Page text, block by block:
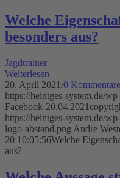
Welche
besonders aus?
Jagdtrainer
Weiterlesen
20. April 2021/0 Kommentare
https://heintges-system.de/
Facebook-
https://heintges-system.de/
logo-abstand.png Andre
20 10:05:56Welche
aus?